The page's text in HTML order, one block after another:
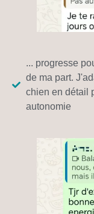
... progresse
de ma part.
chien en détail
autonomie